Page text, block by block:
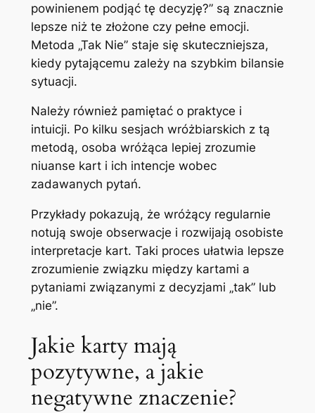
powinienem podjąć tę decyzję?” są znacznie
lepsze niż te złożone czy pełne emocji.
Metoda „Tak Nie” staje się skuteczniejsza,
kiedy pytającemu zależy na szybkim bilansie
sytuacji.
Należy również pamiętać o praktyce i
intuicji. Po kilku sesjach wróżbiarskich z tą
metodą, osoba wróżąca lepiej zrozumie
niuanse kart i ich intencje wobec
zadawanych pytań.
Przykłady pokazują, że wróżący regularnie
notują swoje obserwacje i rozwijają osobiste
interpretacje kart. Taki proces ułatwia lepsze
zrozumienie związku między kartami a
pytaniami związanymi z decyzjami „tak” lub
„nie”.
Jakie karty mają
pozytywne, a jakie
negatywne znaczenie?